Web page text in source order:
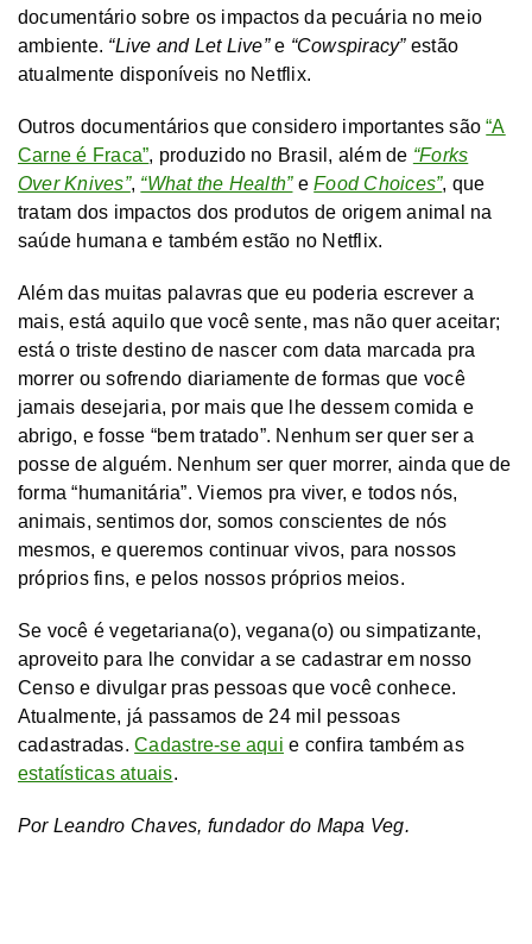
documentário sobre os impactos da pecuária no meio
ambiente. “Live and Let Live”e “Cowspiracy”estão
atualmente disponíveis no Netflix.
Outros documentários que considero importantes são“A
Carne é Fraca”, produzido no Brasil, além de “Forks
Over Knives”, “What the Health”eFood Choices”, que
tratam dos impactos dos produtos de origem animal na
saúde humana e também estão no Netflix.
Além das muitas palavras que eu poderia escrever a
mais, está aquilo que você sente, mas não quer aceitar;
está o triste destino de nascer com data marcada pra
morrer ou sofrendo diariamente de formas que você
jamais desejaria, por mais que lhe dessem comida e
abrigo, e fosse “bem tratado”. Nenhum ser quer ser a
posse de alguém. Nenhum ser quer morrer, ainda que de
forma “humanitária”. Viemos pra viver, e todos nós,
animais, sentimos dor, somos conscientes de nós
mesmos, e queremos continuar vivos, para nossos
próprios fins, e pelos nossos próprios meios.
Se você é vegetariana(o), vegana(o) ou simpatizante,
aproveito para lhe convidar a se cadastrar em nosso
Censo e divulgar pras pessoas que você conhece.
Atualmente, já passamos de 24 mil pessoas
cadastradas.Cadastre-se aqui e confira também as
estatísticas atuais.
Por Leandro Chaves, fundador do Mapa Veg.